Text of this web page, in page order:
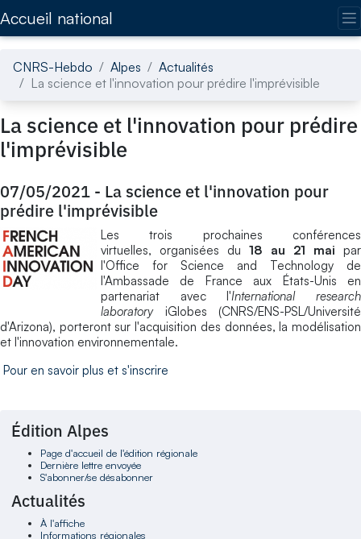
Accueil national
CNRS-Hebdo Alpes
Actualités
La science et l'innovation pour prédire l'imprévisible
La science et l'innovation pour prédire
l'imprévisible
07/05/2021 - La science et l'innovation pour
prédire l'imprévisible
Les trois prochaines conférences
virtuelles, organisées du 18 au 21 mai par
l'Office for Science and Technology de
l'Ambassade de France aux États-Unis en
partenariat avec l'International research
laboratoryiGlobes (CNRS/ENS-PSL/Université
d'Arizona), porteront sur l'acquisition des données, la modélisation
et l'innovation environnementale.
Pour en savoir plus et s'inscrire
Édition Alpes
Page d'accueil de l'édition régionale
Dernière lettre envoyée
S'abonner/se désabonner
Actualités
À l'affiche
Informations régionales